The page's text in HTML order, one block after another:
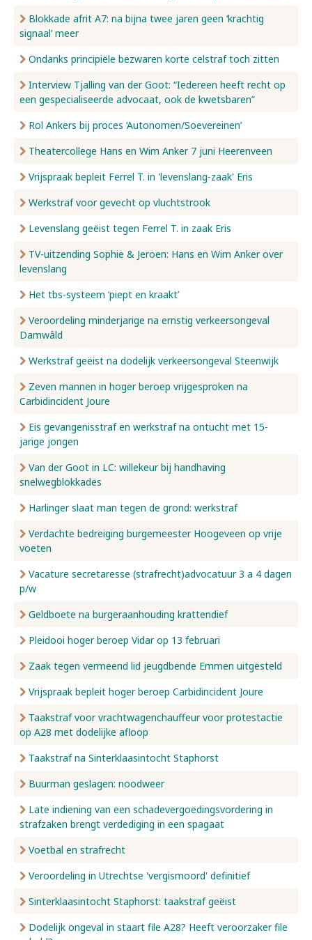
Blokkade afrit A7: na bijna twee jaren geen ‘krachtig
signaal’ meer
Ondanks principiële bezwaren korte celstraf toch zitten
Interview Tjalling van der Goot: “Iedereen heeft recht op
een gespecialiseerde advocaat, ook de kwetsbaren”
Rol Ankers bij proces ‘Autonomen/Soevereinen’
Theatercollege Hans en Wim Anker 7 juni Heerenveen
Vrijspraak bepleit Ferrel T. in 'levenslang-zaak' Eris
Werkstraf voor gevecht op vluchtstrook
Levenslang geëist tegen Ferrel T. in zaak Eris
TV-uitzending Sophie & Jeroen: Hans en Wim Anker over
levenslang
Het tbs-systeem ‘piept en kraakt’
Veroordeling minderjarige na ernstig verkeersongeval
Damwâld
Werkstraf geëist na dodelijk verkeersongeval Steenwijk
Zeven mannen in hoger beroep vrijgesproken na
Carbidincident Joure
Eis gevangenisstraf en werkstraf na ontucht met 15-
jarige jongen
Van der Goot in LC: willekeur bij handhaving
snelwegblokkades
Harlinger slaat man tegen de grond: werkstraf
Verdachte bedreiging burgemeester Hoogeveen op vrije
voeten
Vacature secretaresse (strafrecht)advocatuur 3 a 4 dagen
p/w
Geldboete na burgeraanhouding krattendief
Pleidooi hoger beroep Vidar op 13 februari
Zaak tegen vermeend lid jeugdbende Emmen uitgesteld
Vrijspraak bepleit hoger beroep Carbidincident Joure
Taakstraf voor vrachtwagenchauffeur voor protestactie
op A28 met dodelijke afloop
Taakstraf na Sinterklaasintocht Staphorst
Buurman geslagen: noodweer
Late indiening van een schadevergoedingsvordering in
strafzaken brengt verdediging in een spagaat
Voetbal en strafrecht
Veroordeling in Utrechtse 'vergismoord' definitief
Sinterklaasintocht Staphorst: taakstraf geëist
Dodelijk ongeval in staart file A28? Heeft veroorzaker file